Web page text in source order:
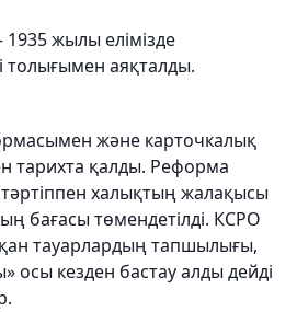
жылы елімізде
толығымен аяқталды.
және карточкалық
тарихта қалды. Реформа
халықтың жалақысы
бағасы төмендетілді. КСРО
тауарлардың тапшылығы,
осы кезден бастау алды дейді